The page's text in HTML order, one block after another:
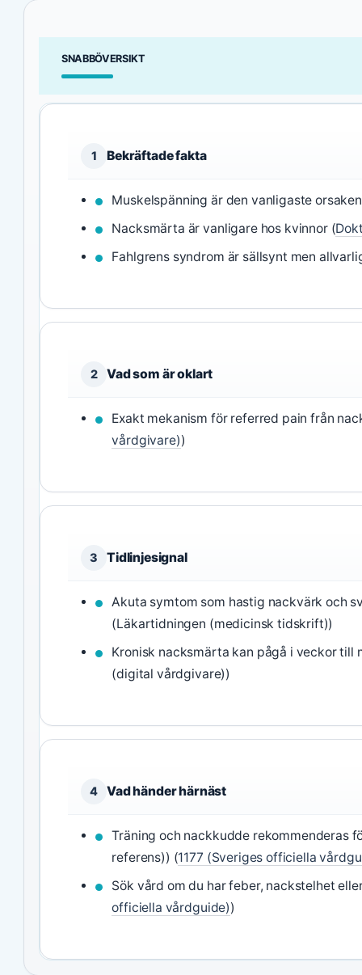
SNABBÖVERSIKT
1 Bekräftade fakta
Muskelspänning är den vanligaste
Nacksmärta är vanligare hos kvinnor (
Fahlgrens syndrom är sällsynt men
2 Vad som är oklart
Exakt mekanism för referred pain från
vårdgivare))
3 Tidlinjesignal
Akuta symtom som hastig nackvärk och
(Läkartidningen (medicinsk tidskrift))
Kronisk nacksmärta kan pågå i veckor till
(digital vårdgivare))
4 Vad händer härnäst
Träning och nackkudde rekommenderas
referens)) (1177 (Sveriges officiella
Sök vård om du har feber, nackstelhet
officiella vårdguide))